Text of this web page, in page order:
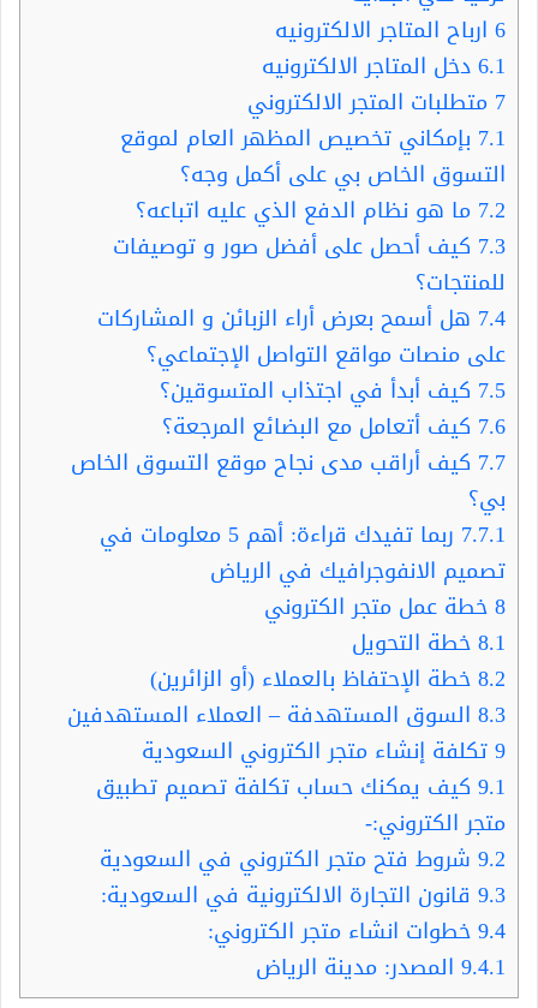
6 ارباح المتاجر الالكترونيه
6.1دخل المتاجر الالكترونيه
7 متطلبات المتجر الالكتروني
7.1 بإمكاني تخصيص المظهر العام لموقع
التسوق الخاص بي على أكمل وجه؟
7.2 ما هو نظام الدفع الذي عليه اتباعه؟
7.3 كيف أحصل على أفضل صور و توصيفات
للمنتجات؟
7.4 هل أسمح بعرض أراء الزبائن و المشاركات
على منصات مواقع التواصل الإجتماعي؟
7.5 كيف أبدأ في اجتذاب المتسوقين؟
7.6 كيف أتعامل مع البضائع المرجعة؟
7.7 كيف أراقب مدى نجاح موقع التسوق الخاص
بي؟
7.7.1
ربما تفيدك قراءة: أهم 5 معلومات في
تصميم الانفوجرافيك في الرياض
8خطة عمل متجر الكتروني
8.1خطة التحويل
8.2خطة الإحتفاظ بالعملاء (أو الزائرين)
8.3 السوق المستهدفة – العملاء المستهدفين
9تكلفة إنشاء متجر الكتروني السعودية
9.1 كيف يمكنك حساب تكلفة تصميم تطبيق
متجر الكتروني:-
9.2 شروط فتح متجر الكتروني في السعودية
9.3 قانون التجارة الالكترونية في السعودية:
9.4خطوات انشاء متجر الكتروني:
9.4.1 المصدر: مدينة الرياض